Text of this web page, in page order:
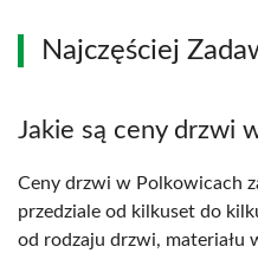
Najczęściej
Jakie są ceny drzwi
Ceny drzwi w Polkowicach
przedziale od kilkuset do
od rodzaju drzwi, materiału